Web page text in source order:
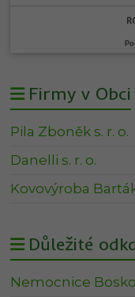
Firmy v Obci
Pila Zboněk s. r. o.
Danelli s. r. o.
Kovovýroba
Důležité
Nemocnice